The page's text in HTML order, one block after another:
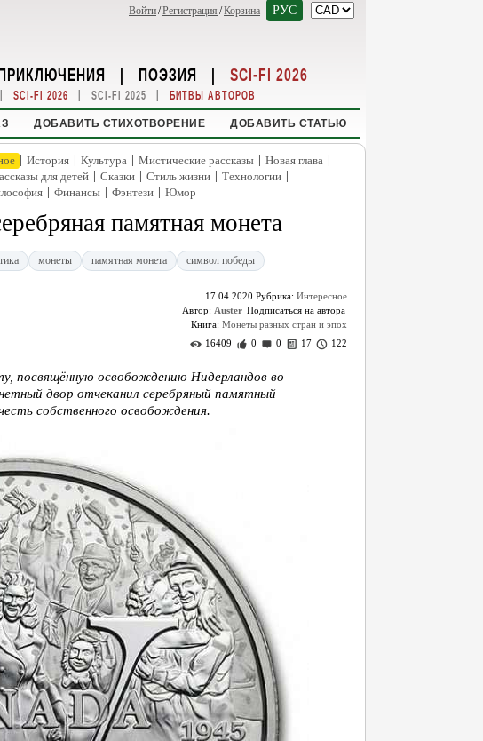
Войти/Регистрация /Корзина РУС
| ПОЭЗИЯ | SCI-FI 2026
| SCI-FI 2026 | SCI-FI 2025 | БИТВЫ АВТОРОВ
ДОБАВИТЬ СТИХОТВОРЕНИЕ ДОБАВИТЬ СТАТЬЮ
| История | Культура | Мистические рассказы | Новая глава |
для детей | Сказки | Стиль жизни | Технологии |
| Финансы | Фэнтези | Юмор
памятная монета
монеты памятная монета символ победы
17.04.2020 Рубрика: Интересное
Автор: Auster
Книга: Монеты разных стран и эпох
16409
0 0 17 122
посвящённую освобождению Нидерландов во
двор отчеканил серебряный памятный
собственного освобождения.